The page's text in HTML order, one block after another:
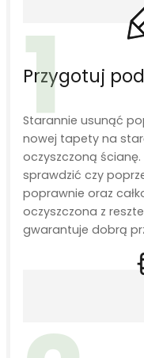
1
Przygotuj
Starannie usunąć
nowej tapety na
oczyszczoną
sprawdzić czy
poprawnie oraz
oczyszczona z
gwarantuje dobrą